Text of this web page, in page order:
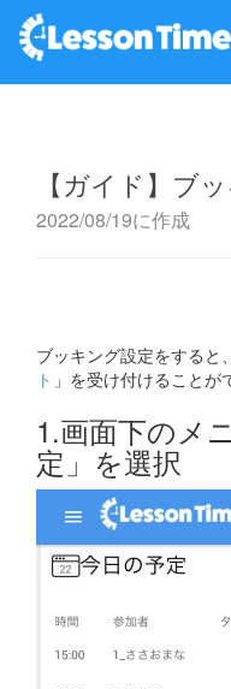
【ガイド】ブ
2022/08/19に作成
ブッキング設定をすると
ト 」を受け付けることが
1.画面下のメ
定」を選択